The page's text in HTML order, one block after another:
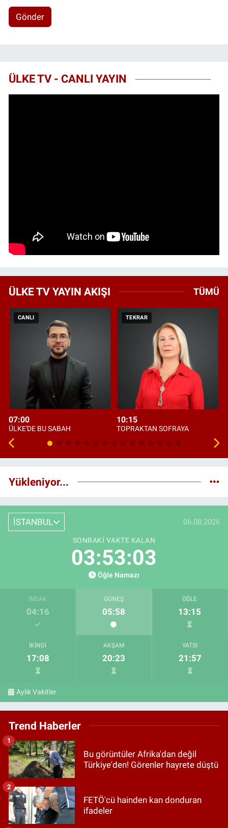
Gönder
ÜLKE TV - CANLI YAYIN
ÜLKE TV YAYIN AKIŞI TÜMÜ
CANLI
07:00
ÜLKE'DE BU SABAH
TEKRAR
10:15
TOPRAKTAN SOFRAYA
Yükleniyor...
İSTANBUL 06.08.2026
SONRAKI VAKTE KALAN
03:53:02
Öğle Namazı
İMSAK
04:16
GÜNEŞ
05:58
ÖĞLE
13:15
İKINDI
17:08
AKŞAM
20:23
YATSI
21:57
Aylık Vakitler
Trend Haberler
Bu görüntüler Afrika'dan değil
Türkiye'den! Görenler hayrete düştü
1
FETÖ'cü hainden kan donduran
ifadeler
2